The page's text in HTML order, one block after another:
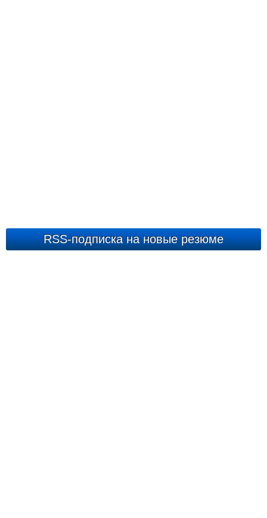
RSS-подписка на новые резюме